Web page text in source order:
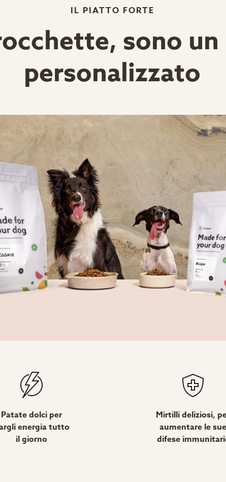
IL PIATTO FORTE
sono
personalizzato
Patate dolci per
energia tutto
il giorno
Mirtilli deliziosi,
aumentare le sue
difese